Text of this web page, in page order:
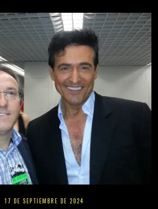
17 DE SEPTIEMBRE DE 2024